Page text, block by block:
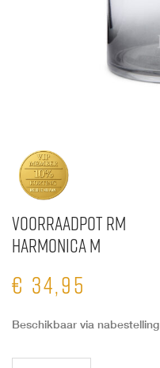
Voorraadpot RM
Harmonica M
€ 34,95
Beschikbaar via nabestelling